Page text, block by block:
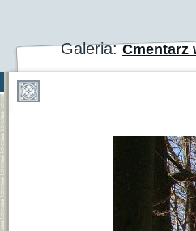
Galeria:Cmentarz